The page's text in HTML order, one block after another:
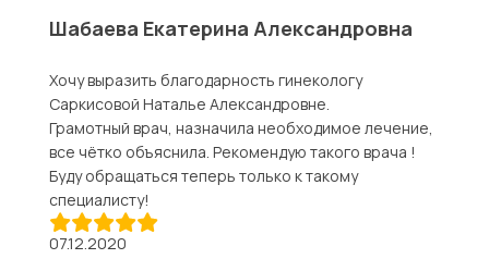
Шабаева Екатерина Александровна
Хочу выразить благодарность гинекологу
Саркисовой Наталье Александровне.
Грамотный врач, назначила необходимое лечение,
все чётко объяснила. Рекомендую такого врача !
Буду обращаться теперь только к такому
специалисту!
07.12.2020